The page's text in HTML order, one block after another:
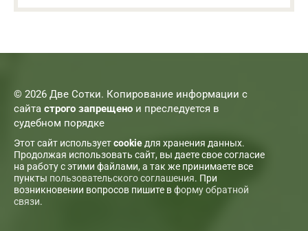
© 2026 Две Сотки. Копирование информации с
сайта строго запрещено и преследуется в
судебном порядке
Этот сайт используетcookie для хранения данных.
Продолжая использовать сайт, вы даете свое согласие
на работу с этими файлами, а так же принимаете все
пункты пользовательского соглашения. При
возникновении вопросов пишите вформу обратной
связи.